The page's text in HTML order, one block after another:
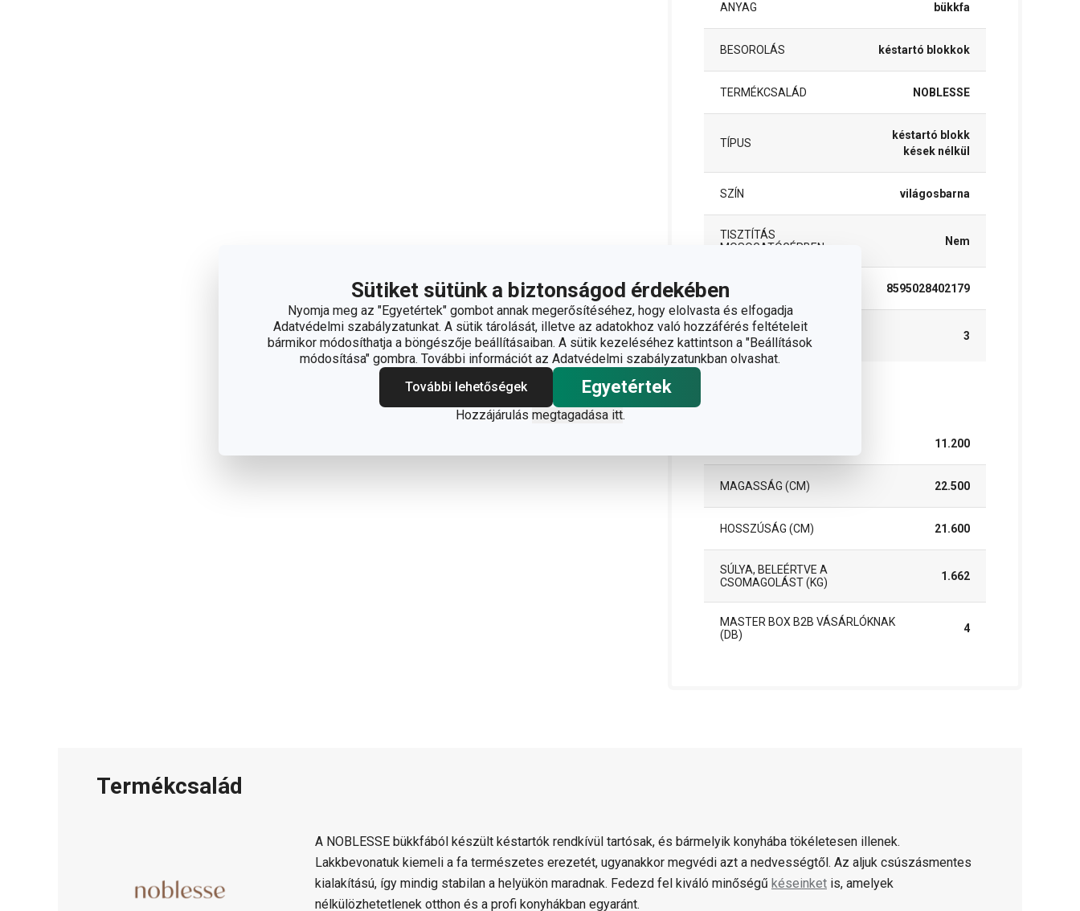
Sütiket sütünk a biztonságod érdekében
Nyomja meg az "Egyetértek" gombot annak megerősítéséhez, hogy elolvasta és elfogadja
Adatvédelmi szabályzatunkat. A sütik tárolását, illetve az adatokhoz való hozzáférés feltételeit
bármikor módosíthatja a böngészője beállításaiban. A sütik kezeléséhez kattintson a "Beállítások
módosítása" gombra. További információt az Adatvédelmi szabályzatunkban olvashat.
További lehetőségek
Egyetértek
Hozzájárulás megtagadása itt.
ANYAG bükkfa
BESOROLÁS késtartó blokkok
TERMÉKCSALÁD NOBLESSE
TÍPUS
késtartó blokk
kések nélkül
SZÍN világosbarna
TISZTÍTÁS
MOSOGATÓGÉPBEN
Nem
EAN 8595028402179
A GARANCIÁLIS
IDŐSZAK (ÉVEKBEN)
3
11.200
MAGASSÁG (CM) 22.500
HOSSZÚSÁG (CM) 21.600
SÚLYA, BELEÉRTVE A
CSOMAGOLÁST (KG)
1.662
MASTER BOX B2B VÁSÁRLÓKNAK
(DB)
4
Termékcsalád
A NOBLESSE bükkfából készült késtartók rendkívül tartósak, és bármelyik konyhába tökéletesen illenek.
Lakkbevonatuk kiemeli a fa természetes erezetét, ugyanakkor megvédi azt a nedvességtől. Az aljuk csúszásmentes
kialakítású, így mindig stabilan a helyükön maradnak. Fedezd fel kiváló minőségű késeinket is, amelyek
nélkülözhetetlenek otthon és a profi konyhákban egyaránt.